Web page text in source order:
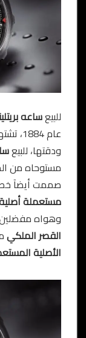
للبيعساعه
عام 1884، تشتهر
ودقتها، للبيع
مستوحاه من
صممت أيضآ
مستعملة
وهواه مفضلين
القصر الملكي
الأصلية